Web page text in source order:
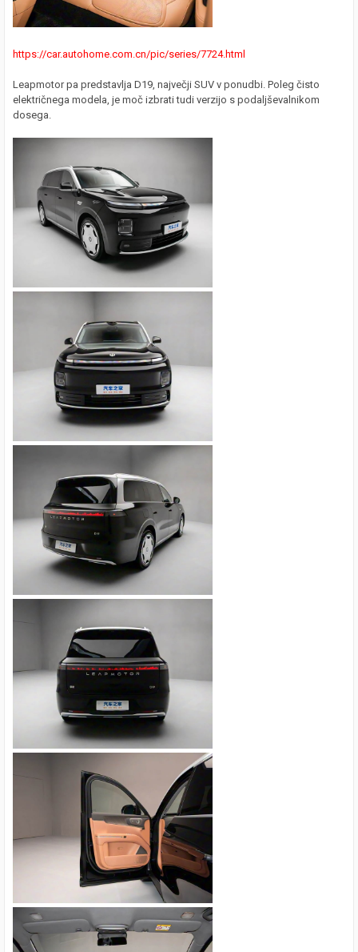
https://car.autohome.com.cn/pic/series/7724.html
Leapmotor pa predstavlja D19, največji SUV v ponudbi. Poleg čisto
električnega modela, je moč izbrati tudi verzijo s podaljševalnikom
dosega.